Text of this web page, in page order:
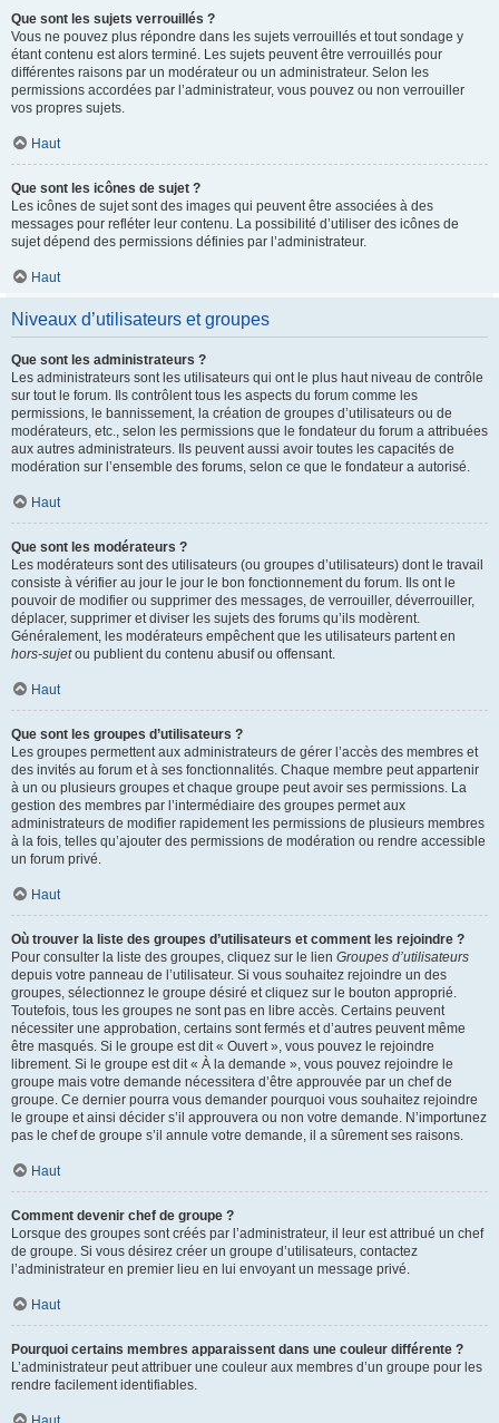
Que sont les sujets verrouillés ?
Vous ne pouvez plus répondre dans les sujets verrouillés et tout sondage y
étant contenu est alors terminé. Les sujets peuvent être verrouillés pour
différentes raisons par un modérateur ou un administrateur. Selon les
permissions accordées par l’administrateur, vous pouvez ou non verrouiller
vos propres sujets.
Haut
Que sont les icônes de sujet ?
Les icônes de sujet sont des images qui peuvent être associées à des
messages pour refléter leur contenu. La possibilité d’utiliser des icônes de
sujet dépend des permissions définies par l’administrateur.
Haut
Niveaux d’utilisateurs et groupes
Que sont les administrateurs ?
Les administrateurs sont les utilisateurs qui ont le plus haut niveau de contrôle
sur tout le forum. Ils contrôlent tous les aspects du forum comme les
permissions, le bannissement, la création de groupes d’utilisateurs ou de
modérateurs, etc., selon les permissions que le fondateur du forum a attribuées
aux autres administrateurs. Ils peuvent aussi avoir toutes les capacités de
modération sur l’ensemble des forums, selon ce que le fondateur a autorisé.
Haut
Que sont les modérateurs ?
Les modérateurs sont des utilisateurs (ou groupes d’utilisateurs) dont le travail
consiste à vérifier au jour le jour le bon fonctionnement du forum. Ils ont le
pouvoir de modifier ou supprimer des messages, de verrouiller, déverrouiller,
déplacer, supprimer et diviser les sujets des forums qu’ils modèrent.
Généralement, les modérateurs empêchent que les utilisateurs partent en
hors-sujetou publient du contenu abusif ou offensant.
Haut
Que sont les groupes d’utilisateurs ?
Les groupes permettent aux administrateurs de gérer l’accès des membres et
des invités au forum et à ses fonctionnalités. Chaque membre peut appartenir
à un ou plusieurs groupes et chaque groupe peut avoir ses permissions. La
gestion des membres par l’intermédiaire des groupes permet aux
administrateurs de modifier rapidement les permissions de plusieurs membres
à la fois, telles qu’ajouter des permissions de modération ou rendre accessible
un forum privé.
Haut
Où trouver la liste des groupes d’utilisateurs et comment les rejoindre ?
Pour consulter la liste des groupes, cliquez sur le lien Groupes d’utilisateurs
depuis votre panneau de l’utilisateur. Si vous souhaitez rejoindre un des
groupes, sélectionnez le groupe désiré et cliquez sur le bouton approprié.
Toutefois, tous les groupes ne sont pas en libre accès. Certains peuvent
nécessiter une approbation, certains sont fermés et d’autres peuvent même
être masqués. Si le groupe est dit « Ouvert », vous pouvez le rejoindre
librement. Si le groupe est dit « À la demande », vous pouvez rejoindre le
groupe mais votre demande nécessitera d’être approuvée par un chef de
groupe. Ce dernier pourra vous demander pourquoi vous souhaitez rejoindre
le groupe et ainsi décider s’il approuvera ou non votre demande. N’importunez
pas le chef de groupe s’il annule votre demande, il a sûrement ses raisons.
Haut
Comment devenir chef de groupe ?
Lorsque des groupes sont créés par l’administrateur, il leur est attribué un chef
de groupe. Si vous désirez créer un groupe d’utilisateurs, contactez
l’administrateur en premier lieu en lui envoyant un message privé.
Haut
Pourquoi certains membres apparaissent dans une couleur différente ?
L’administrateur peut attribuer une couleur aux membres d’un groupe pour les
rendre facilement identifiables.